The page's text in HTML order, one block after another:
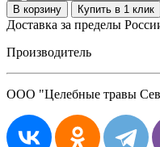
Доставка за пределы
Производитель
ООО "Целебные травы